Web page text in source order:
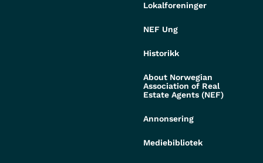
Lokalforeninger
NEF Ung
Historikk
About Norwegian
Association of Real
Estate Agents (NEF)
Annonsering
Mediebibliotek